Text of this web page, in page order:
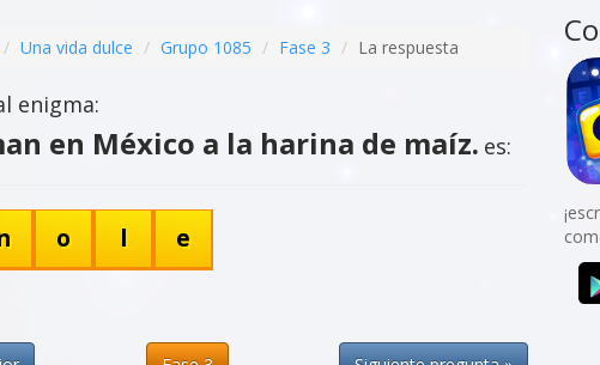
Una vida dulce Grupo 1085 Fase 3 La respuesta
enigma:
en México a la harina de maíz. es:
o l e